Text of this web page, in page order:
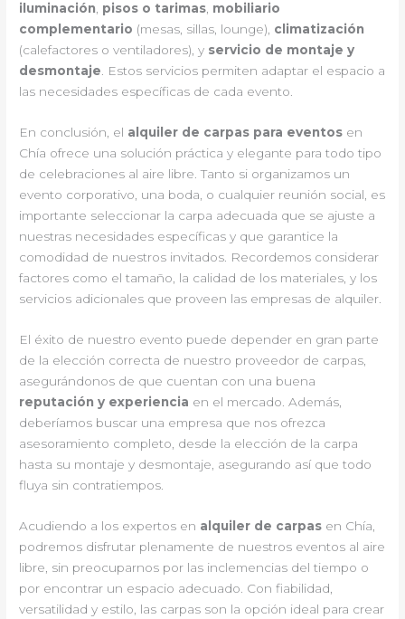
iluminación, pisos o tarimas, mobiliario
complementario (mesas, sillas, lounge), climatización
(calefactores o ventiladores), y servicio de montaje y
desmontaje. Estos servicios permiten adaptar el espacio a
las necesidades específicas de cada evento.
En conclusión, el alquiler de carpas para eventos en
Chía ofrece una solución práctica y elegante para todo tipo
de celebraciones al aire libre. Tanto si organizamos un
evento corporativo, una boda, o cualquier reunión social, es
importante seleccionar la carpa adecuada que se ajuste a
nuestras necesidades específicas y que garantice la
comodidad de nuestros invitados. Recordemos considerar
factores como el tamaño, la calidad de los materiales, y los
servicios adicionales que proveen las empresas de alquiler.
El éxito de nuestro evento puede depender en gran parte
de la elección correcta de nuestro proveedor de carpas,
asegurándonos de que cuentan con una buena
reputación y experiencia en el mercado. Además,
deberíamos buscar una empresa que nos ofrezca
asesoramiento completo, desde la elección de la carpa
hasta su montaje y desmontaje, asegurando así que todo
fluya sin contratiempos.
Acudiendo a los expertos en alquiler de carpas en Chía,
podremos disfrutar plenamente de nuestros eventos al aire
libre, sin preocuparnos por las inclemencias del tiempo o
por encontrar un espacio adecuado. Con fiabilidad,
versatilidad y estilo, las carpas son la opción ideal para crear